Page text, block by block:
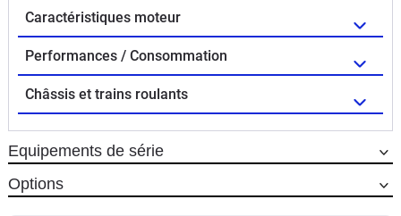
Caractéristiques moteur
Performances / Consommation
Châssis et trains roulants
Equipements de série
Options